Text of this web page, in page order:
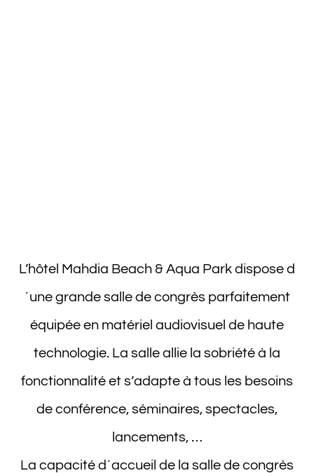
L’hôtel Mahdia Beach & Aqua Park dispose d
´une grande salle de congrès parfaitement
équipée en matériel audiovisuel de haute
technologie. La salle allie la sobriété à la
fonctionnalité et s’adapte à tous les besoins
de conférence, séminaires, spectacles,
lancements, …
La capacité d´accueil de la salle de congrès